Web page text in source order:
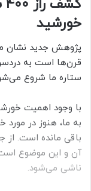
خورشید
پژوهش‌ جدید نشان
قرن‌ها است به
ستاره ما شروع
با وجود اهمیت
به ما، هنوز در مورد
باقی مانده است. از
آن و این موضوع
ناشی می‌شود.